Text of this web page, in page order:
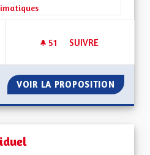
51 51 ABONNÉS
SUIVRE
VOIR LA PROPOSITION MIEUX